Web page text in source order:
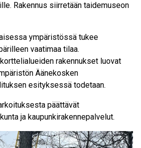
Rakennus siirretään taidemuseon
ympäristössä tukee
vaatimaa tilaa.
rakennukset luovat
Äänekosken
esityksessä todetaan.
päättävät
ja kaupunkirakennepalvelut.